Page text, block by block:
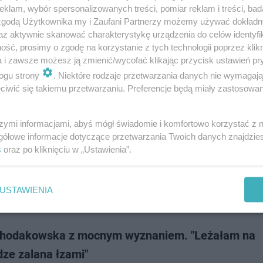
jest nietypowa. Mężczyzna zaskoczył trenerkę i zrobił jej gorące
znalazły s…
i Anna Lewandowska poza podium w
9 marca, chwilę po święcie Dnia Kobiet, opublikowano wykaz
kobiet w polskim biznesie sportowym. W zestawieniu TOP50
z mocnym wyznaniem. "Leżałam na
zalana łzami"
wybór spersonalizowanych treści, pomiar reklam i treści,
Użytkownika my i Zaufani Partnerzy możemy używać
aktywnie skanować charakterystykę urządzenia do celów
prosimy o zgodę na korzystanie z tych technologii poprzez
i zawsze możesz ją zmienić/wycofać klikając przycisk ustawień
strony
. Niektóre rodzaje przetwarzania danych nie
się takiemu przetwarzaniu. Preferencje będą miały
informacjami, abyś mógł świadomie i komfortowo korzystać z
informacje dotyczące przetwarzania Twoich danych
oraz po kliknięciu w „Ustawienia”.
USTAWIENIA